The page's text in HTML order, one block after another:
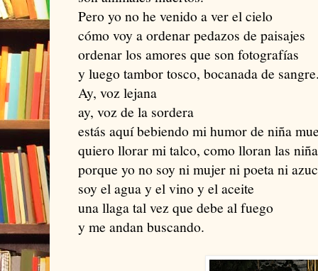
Pero yo no he venido a ver el cielo
cómo voy a ordenar pedazos de paisajes
ordenar los amores que son fotografías
y luego tambor tosco, bocanada de
Ay, voz lejana
ay, voz de la sordera
estás aquí bebiendo mi humor de niña
quiero llorar mi talco, como lloran las
porque yo no soy ni mujer ni poeta ni
soy el agua y el vino y el aceite
una llaga tal vez que debe al fuego
y me andan buscando.